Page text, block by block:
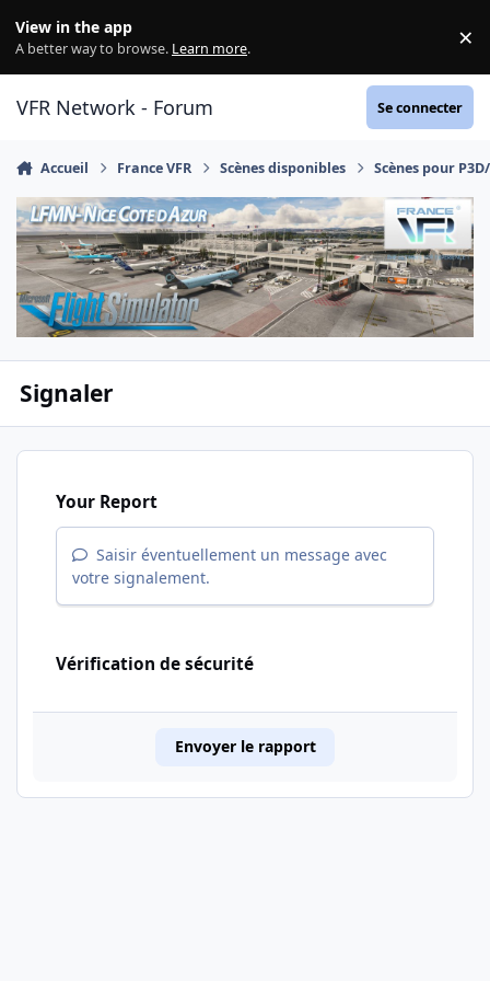
View in the app
A better way to browse. Learn more. ×
VFR Network - Forum Se connecter
Accueil France VFR Scènes disponibles Scènes pour
Signaler
Your Report
Saisir éventuellement un message avec
votre signalement.
Vérification de sécurité
Envoyer le rapport